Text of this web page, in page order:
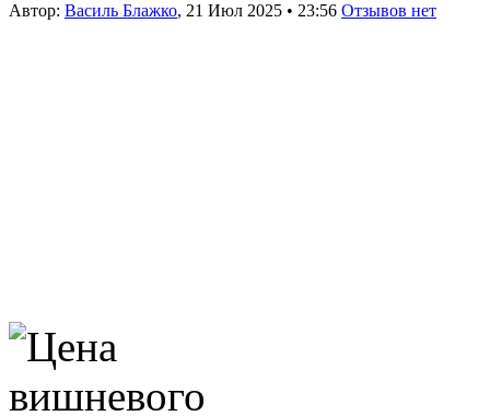
Автор: Василь Блажко, 21 Июл 2025 • 23:56 Отзывов нет